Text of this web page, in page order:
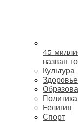
45
назван
Культура
Здоровье
Политика
Религия
Спорт